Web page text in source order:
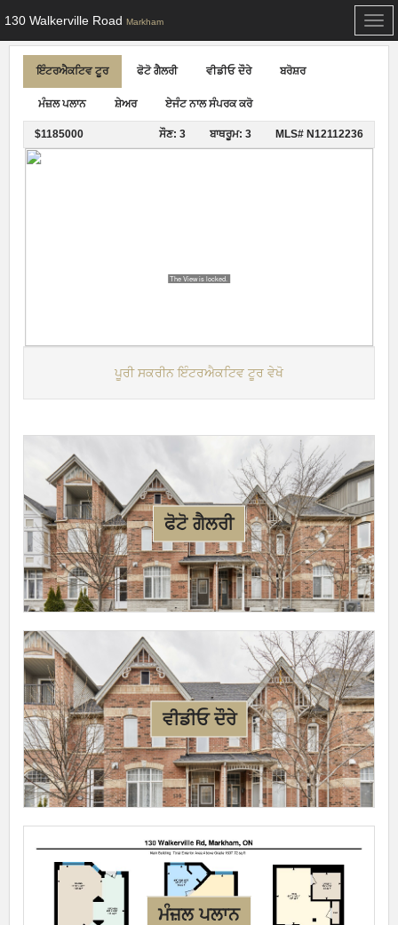
130 Walkerville Road Markham
ਇੰਟਰਐਕਟਿਵ ਟੂਰ ਫੋਟੋ ਗੈਲਰੀ ਵੀਡੀਓ ਦੌਰੇ ਬਰੋਸ਼ਰ
ਮੰਜ਼ਲ ਪਲਾਨ ਸ਼ੇਅਰ ਏਜੰਟ ਨਾਲ ਸੰਪਰਕ ਕਰੋ
$1185000 ਸੌਣ: 3 ਬਾਥਰੂਮ: 3 MLS# N12112236
ਪੂਰੀ ਸਕਰੀਨ ਇੰਟਰਐਕਟਿਵ ਟੂਰ ਵੇਖੋ
ਫੋਟੋ ਗੈਲਰੀ
ਵੀਡੀਓ ਦੌਰੇ
ਮੰਜ਼ਲ ਪਲਾਨ